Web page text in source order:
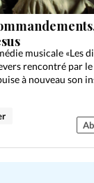
musicale «Les
rencontré par
à nouveau son